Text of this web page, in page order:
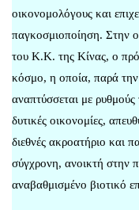
οικονομολόγους και
παγκοσμιοποίηση. Στην
του Κ.Κ. της Κίνας, ο
κόσμο, η οποία, παρά την
αναπτύσσεται με
δυτικές οικονομίες,
διεθνές ακροατήριο και
σύγχρονη, ανοικτή στην
αναβαθμισμένο βιοτικό